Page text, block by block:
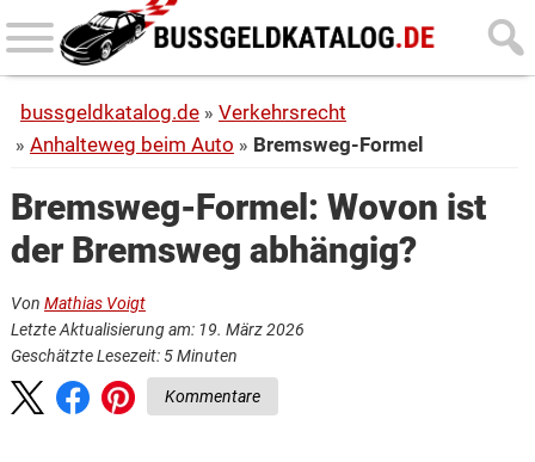
Skip
to
content
Skip
to
sidebar
bussgeldkatalog.de
Verkehrsrecht
Anhalteweg beim Auto
Bremsweg-Formel
Bremsweg-Formel: Wovon ist
der Bremsweg abhängig?
Von Mathias Voigt
Letzte Aktualisierung am: 19. März 2026
Geschätzte Lesezeit: 5Minuten
Kommentare